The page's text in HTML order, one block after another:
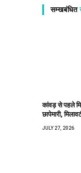
सम्खबंधित
कांवड़ से पहले
छापेमारी,
JULY 27, 2026